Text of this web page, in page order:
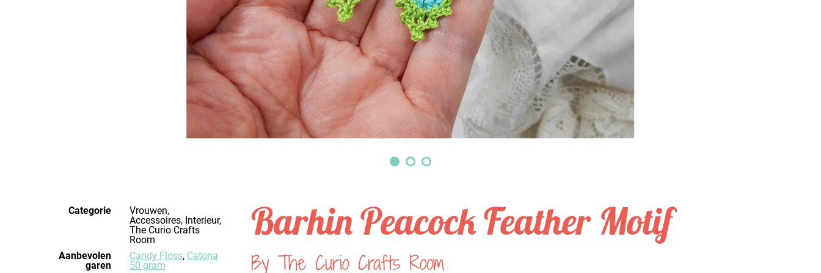
Categorie
Vrouwen,
Accessoires, Interieur,
The Curio Crafts
Room
Aanbevolen
garen
Candy Floss, Catona
50 gram
Barhin Peacock Feather Motif
By The Curio Crafts Room